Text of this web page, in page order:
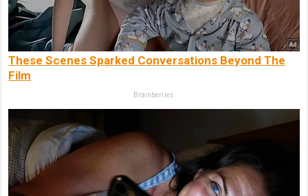
These Scenes Sparked Conversations Beyond The
Film
Brainberries